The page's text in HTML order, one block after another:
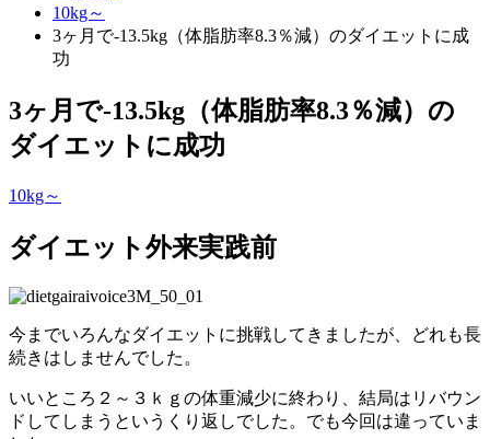
10kg～
3ヶ月で-13.5kg（体脂肪率8.3％減）のダイエットに成
功
3ヶ月で-13.5kg（体脂肪率8.3％減）の
ダイエットに成功
10kg～
ダイエット外来実践前
今までいろんなダイエットに挑戦してきましたが、どれも長
続きはしませんでした。
いいところ２～３ｋｇの体重減少に終わり、結局はリバウン
ドしてしまうというくり返しでした。でも今回は違っていま